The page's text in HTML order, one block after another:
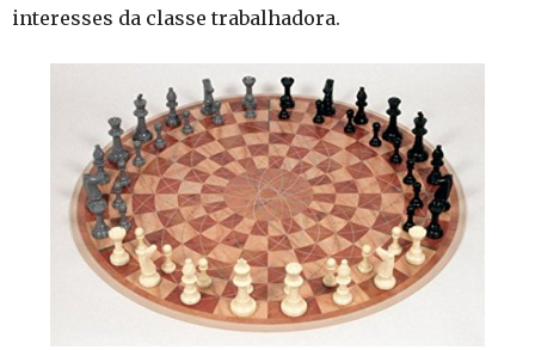
interesses da classe trabalhadora.